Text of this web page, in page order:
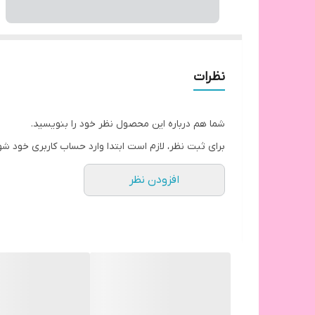
نظرات
شما هم درباره این محصول نظر خود را بنویسید.
برای ثبت نظر، لازم است ابتدا وارد حساب کاربری خود
افزودن نظر